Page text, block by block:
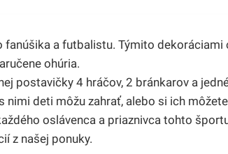
a futbalistu. Týmito
ohúria.
postavičky 4 hráčov, 2 bránkarov a
nimi deti môžu zahrať, alebo si ich
oslávenca a priaznivca tohto
z našej ponuky.